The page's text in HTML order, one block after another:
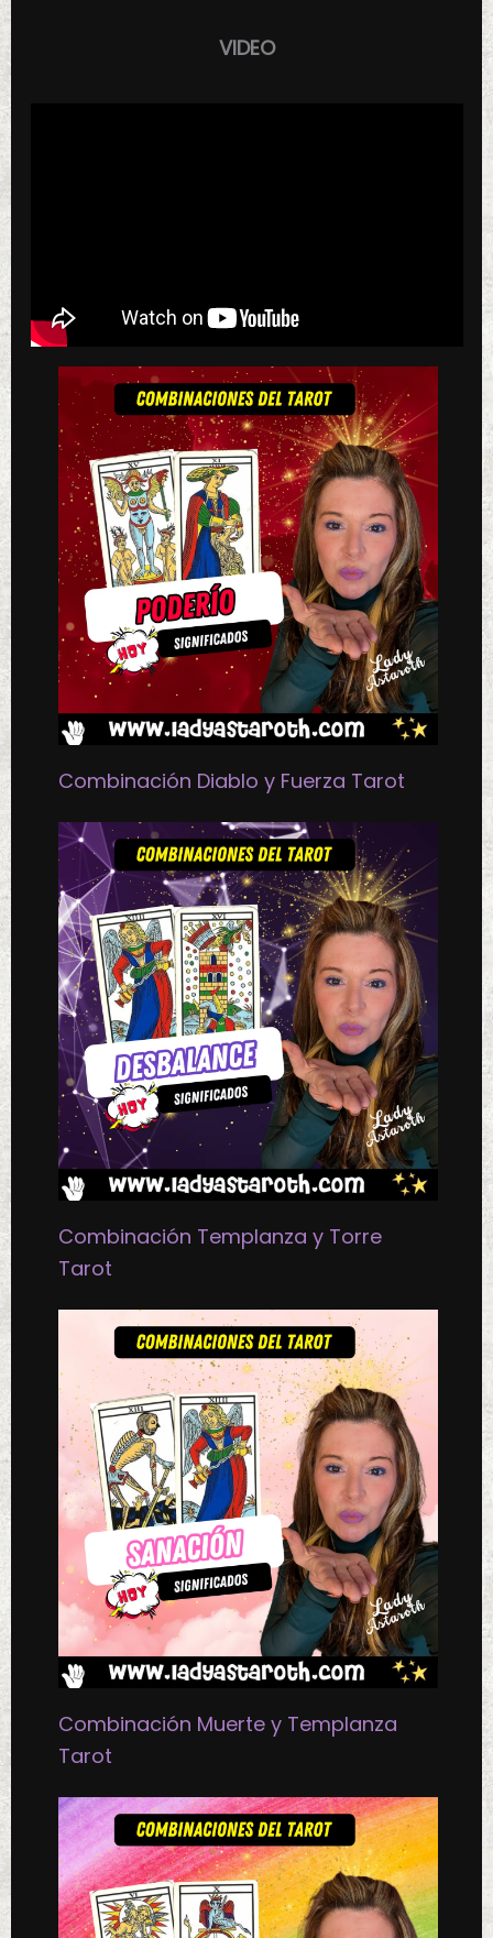
VIDEO
Combinación Diablo y Fuerza Tarot
Combinación Templanza y Torre
Tarot
Combinación Muerte y Templanza
Tarot